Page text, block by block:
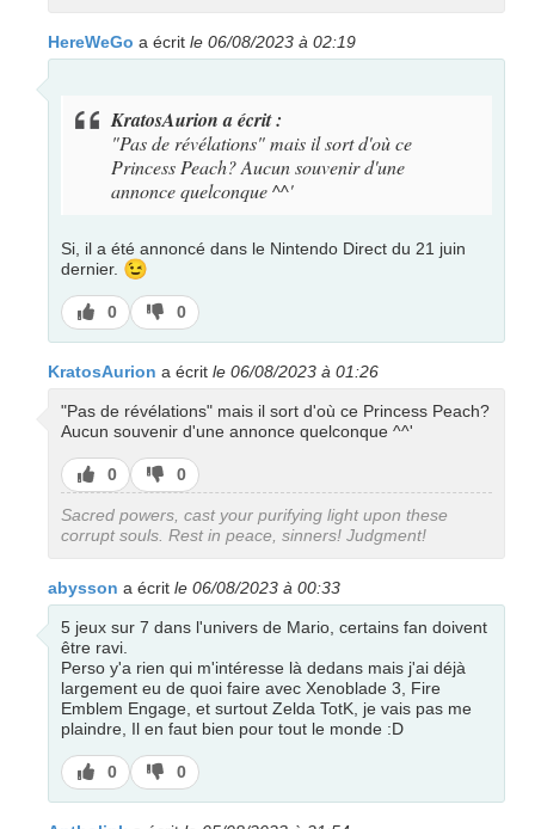
HereWeGo a écrit le 06/08/2023 à 02:19
KratosAurion a écrit :
"Pas de révélations" mais il sort d'où ce
Princess Peach? Aucun souvenir d'une
annonce quelconque ^^'
Si, il a été annoncé dans le Nintendo Direct du 21 juin
dernier. 😉
J’aime
0
J’aime
pas
0
KratosAurion a écrit le 06/08/2023 à 01:26
"Pas de révélations" mais il sort d'où ce Princess Peach?
Aucun souvenir d'une annonce quelconque ^^'
J’aime
0
J’aime
pas
0
Sacred powers, cast your purifying light upon these
corrupt souls. Rest in peace, sinners! Judgment!
abysson a écrit le 06/08/2023 à 00:33
5 jeux sur 7 dans l'univers de Mario, certains fan doivent
être ravi.
Perso y'a rien qui m'intéresse là dedans mais j'ai déjà
largement eu de quoi faire avec Xenoblade 3, Fire
Emblem Engage, et surtout Zelda TotK, je vais pas me
plaindre, Il en faut bien pour tout le monde :D
J’aime
0
J’aime
pas
0